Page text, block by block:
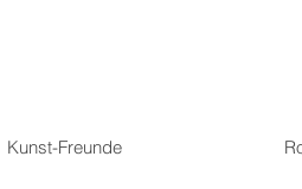
Kunst-Freunde